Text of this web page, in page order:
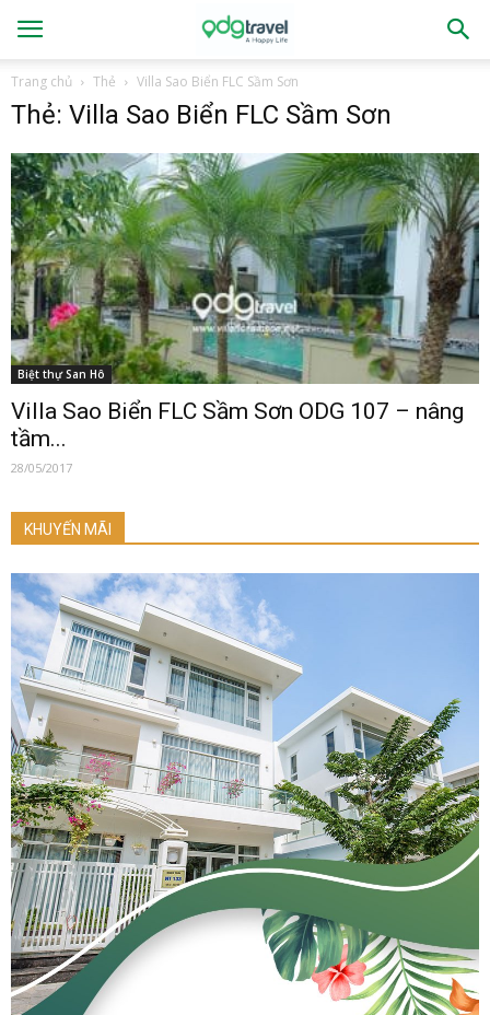
Trang chủ Thẻ Villa Sao Biển FLC Sầm Sơn
Thẻ: Villa Sao Biển FLC Sầm Sơn
Biệt thự San Hô
Villa Sao Biển FLC Sầm Sơn ODG 107 – nâng
tầm...
28/05/2017
KHUYẾN MÃI